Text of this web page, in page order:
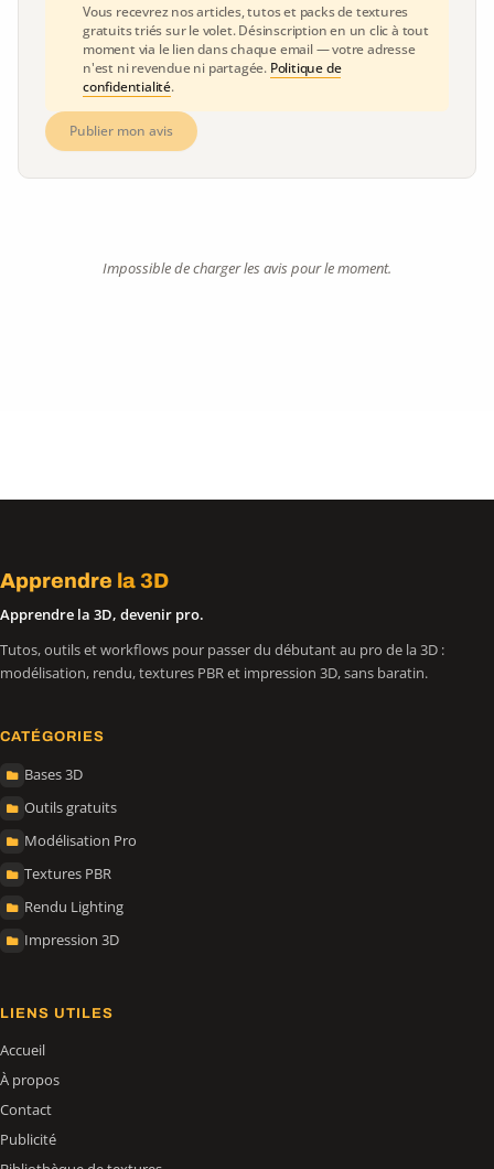
Vous recevrez nos articles, tutos et packs de textures
gratuits triés sur le volet. Désinscription en un clic à tout
moment via le lien dans chaque email — votre adresse
n'est ni revendue ni partagée. Politique de
confidentialité.
Publier mon avis
Impossible de charger les avis pour le moment.
Apprendre la 3D
Apprendre la 3D, devenir pro.
Tutos, outils et workflows pour passer du débutant au pro de la 3D :
modélisation, rendu, textures PBR et impression 3D, sans baratin.
CATÉGORIES
Bases 3D
Outils gratuits
Modélisation Pro
Textures PBR
Rendu Lighting
Impression 3D
LIENS UTILES
Accueil
À propos
Contact
Publicité